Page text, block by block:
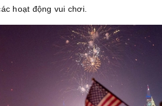
hoạt động vui chơi.